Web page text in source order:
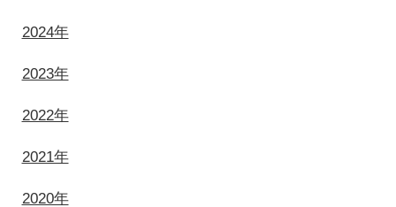
2024年
2023年
2022年
2021年
2020年